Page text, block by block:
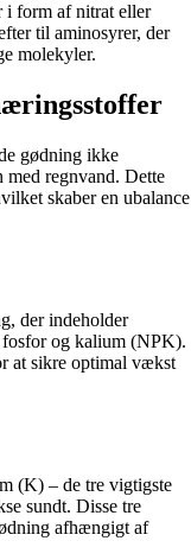
i form af nitrat eller
til aminosyrer, der
molekyler.
gødning ikke
med regnvand. Dette
skaber en ubalance
der indeholder
og kalium (NPK).
at sikre optimal vækst
(K) – de tre vigtigste
sundt. Disse tre
afhængigt af